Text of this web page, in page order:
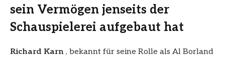
sein Vermögen jenseits der
Schauspielerei aufgebaut hat
Richard Karn , bekannt für seine Rolle als Al Borland